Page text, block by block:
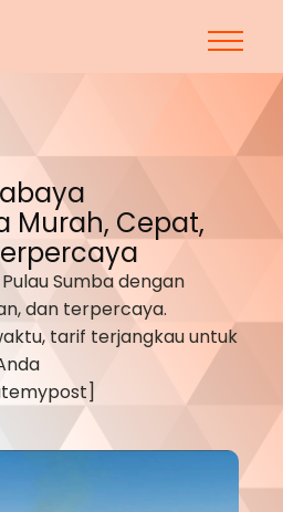
Murah, Cepat,
Pulau Sumbadengan
dan terpercaya.
tarif terjangkau untuk